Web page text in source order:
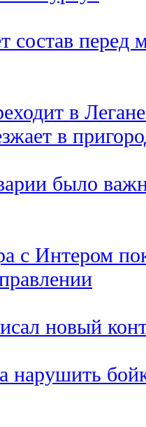
состав перед
в
в
было
с Интером
новый
нарушить